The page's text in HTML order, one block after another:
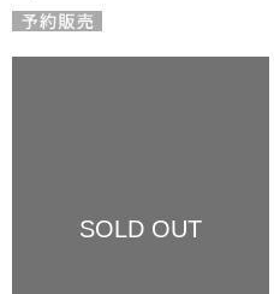
SOLD OUT